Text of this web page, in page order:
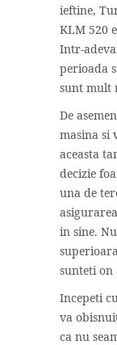
ieftine,
KLM 520
Intr-
perioada
sunt mult
De
masina si
aceasta
decizie
una de
in sine.
sunteti on
Incepeti
va
ca nu